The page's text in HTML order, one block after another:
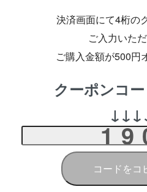
決済画面にて4桁の
ご入力いた
ご購入金額が500円
クーポンコ
コードをコ